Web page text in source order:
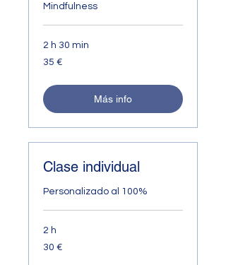
Mindfulness
2 h 30 min
35
euros
35 €
Más info
Clase individual
Personalizado al 100%
2 h
30
euros
30 €